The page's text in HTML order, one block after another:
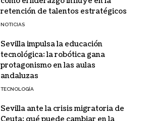
retención de talentos estratégicos
NOTICIAS
Sevilla impulsa la educación
tecnológica: la robótica gana
protagonismo en las aulas
andaluzas
TECNOLOGÍA
Sevilla ante la crisis migratoria de
Ceuta: qué puede cambiar en la